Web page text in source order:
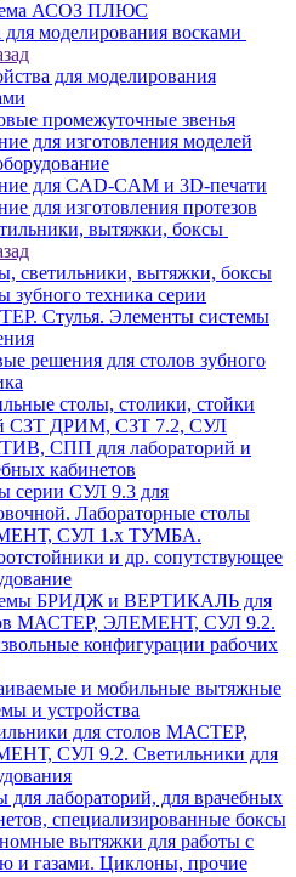
АСОЗ ПЛЮС
для моделирования восками
для моделирования
промежуточные звенья
для изготовления моделей
для CAD-CAM и 3D-печати
для изготовления протезов
вытяжки, боксы
светильники, вытяжки, боксы
зубного техника серии
Стулья. Элементы системы
решения для столов зубного
столы, столики, стойки
СЗТ ДРИМ, СЗТ 7.2, СУЛ
СПП для лабораторий и
кабинетов
серии СУЛ 9.3 для
Лабораторные столы
СУЛ 1.х ТУМБА.
и др. сопутствующее
БРИДЖ и ВЕРТИКАЛЬ для
МАСТЕР, ЭЛЕМЕНТ, СУЛ 9.2.
конфигурации рабочих
и мобильные вытяжные
и устройства
для столов МАСТЕР,
СУЛ 9.2. Светильники для
для лабораторий, для врачебных
специализированные боксы
вытяжки для работы с
и газами. Циклоны, прочие